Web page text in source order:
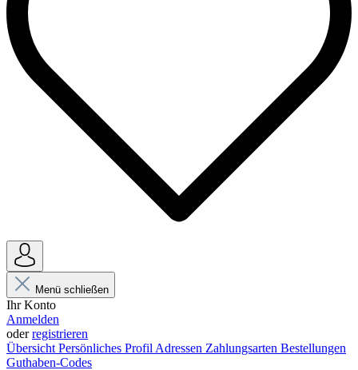
Menü schließen
Ihr Konto
Anmelden
oderregistrieren
Übersicht Persönliches Profil Adressen Zahlungsarten Bestellungen
Guthaben-Codes